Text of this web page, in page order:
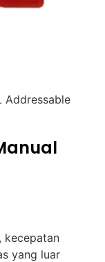
Addressable
kecepatan
yang luar